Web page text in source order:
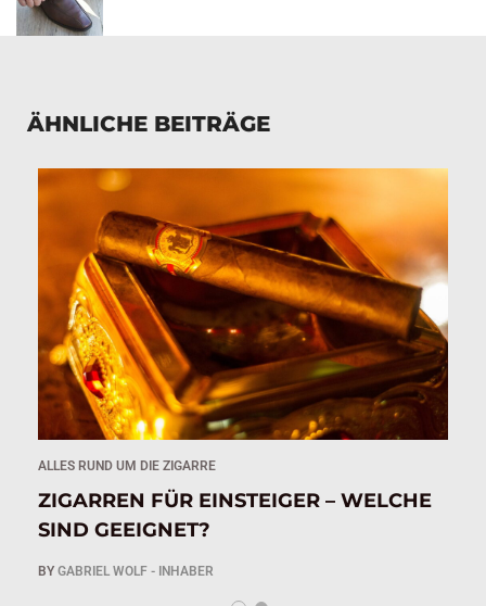
ÄHNLICHE BEITRÄGE
ALLES RUND UM DIE ZIGARRE
ZIGARREN FÜR EINSTEIGER – WELCHE
SIND GEEIGNET?
BY GABRIEL WOLF - INHABER